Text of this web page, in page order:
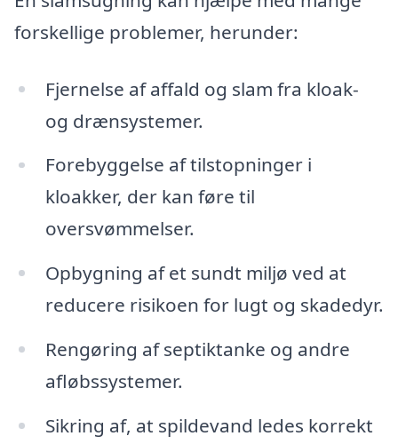
forskellige problemer, herunder:
Fjernelse af affald og slam fra kloak-
og drænsystemer.
Forebyggelse af tilstopninger i
kloakker, der kan føre til
oversvømmelser.
Opbygning af et sundt miljø ved at
reducere risikoen for lugt og skadedyr.
Rengøring af septiktanke og andre
afløbssystemer.
Sikring af, at spildevand ledes korrekt